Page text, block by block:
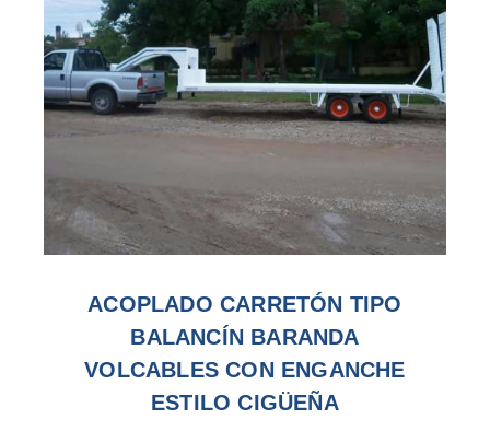
ACOPLADO CARRETÓN TIPO
BALANCÍN BARANDA
VOLCABLES CON ENGANCHE
ESTILO CIGÜEÑA